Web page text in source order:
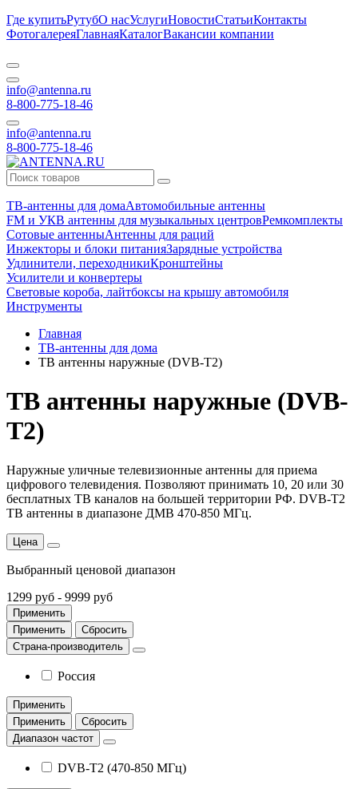
Где купитьРутубО насУслугиНовостиСтатьиКонтакты
ФотогалереяГлавнаяКаталогВакансии компании
info@antenna.ru
8-800-775-18-46
info@antenna.ru
8-800-775-18-46
ТВ-антенны для домаАвтомобильные антенны
FM и УКВ антенны для музыкальных центровРемкомплекты
Сотовые антенныАнтенны для раций
Инжекторы и блоки питанияЗарядные устройства
Удлинители, переходникиКронштейны
Усилители и конвертеры
Световые короба, лайтбоксы на крышу автомобиля
Инструменты
Главная
ТВ-антенны для дома
ТВ антенны наружные (DVB-T2)
ТВ антенны наружные (DVB-
T2)
Наружные уличные телевизионные антенны для приема
цифрового телевидения. Позволяют принимать 10, 20 или 30
бесплатных ТВ каналов на большей территории РФ. DVB-T2
ТВ антенны в диапазоне ДМВ 470-850 МГц.
Цена
Выбранный ценовой диапазон
1299 руб - 9999 руб
Применить
Применить
Сбросить
Страна-производитель
Россия
Применить
Применить
Сбросить
Диапазон частот
DVB-T2 (470-850 МГц)